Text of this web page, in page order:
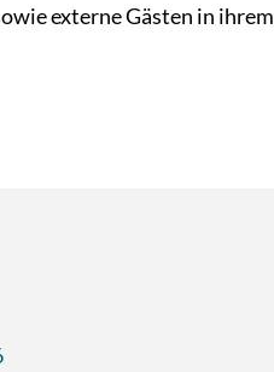
externe Gästen in ihrem